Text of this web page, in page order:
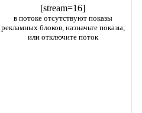
[stream=16]
в потоке отсутствуют показы
рекламных блоков, назначьте показы,
или отключите поток